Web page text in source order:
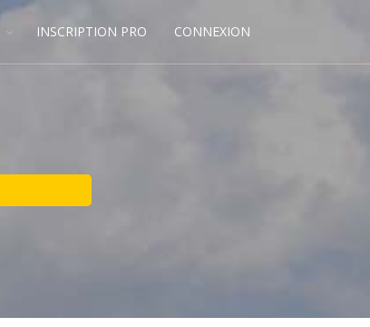
INSCRIPTION PRO CONNEXION